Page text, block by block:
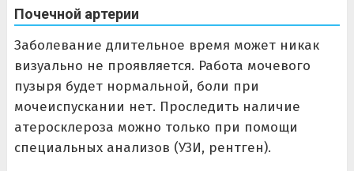
Почечной артерии
Заболевание длительное время может никак
визуально не проявляется. Работа мочевого
пузыря будет нормальной, боли при
мочеиспускании нет. Проследить наличие
атеросклероза можно только при помощи
специальных анализов (УЗИ, рентген).